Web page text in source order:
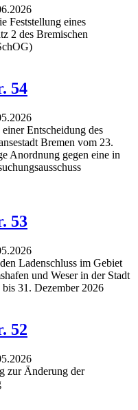
Feststellung eines
2 des Bremischen
54
Entscheidung des
Bremen vom 23.
Anordnung gegen eine in
53
Ladenschluss im Gebiet
und Weser in der Stadt
31. Dezember 2026
52
zur Änderung der